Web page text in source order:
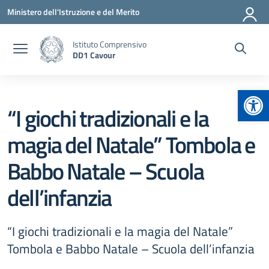
Vai ai contenuti
Vai al menu di navigazione
Vai al footer
Ministero dell'Istruzione e del Merito
Istituto Comprensivo
DD1 Cavour
“I giochi tradizionali e la
magia del Natale” Tombola e
Babbo Natale – Scuola
dell’infanzia
“I giochi tradizionali e la magia del Natale”
Tombola e Babbo Natale – Scuola dell’infanzia